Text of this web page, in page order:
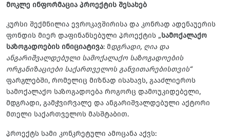
მოკლე ინფორმაცია პროექტის შესახებ
კურსი შექმნილია ევროკავშირისა და კონრად ადენაუერის
ფონდის მიერ დაფინანსებული პროექტის „სამოქალაქო
საზოგადოების ინიციატივა: მდგრადი, ღია და
ანგარიშვალდებული სამოქალაქო საზოგადოების
ორგანიზაციები საქართველოს განვითარებისთვის“
ფარგლებში, რომელიც მიზნად ისახავს, გააძლიეროს
სამოქალაქო საზოგადოება როგორც დამოუკიდებელი,
მდგრადი, გამჭვირვალე და ანგარიშვალდებული აქტორი
მთელი საქართველოს მასშტაბით.
პროექტს სამი კონკრეტული ამოცანა აქვს: